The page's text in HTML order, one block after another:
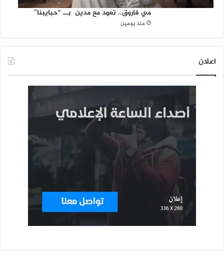
مي فاروق.. تعود مع مدين بــ “حبايبنا”
منذ يومين
اعلان